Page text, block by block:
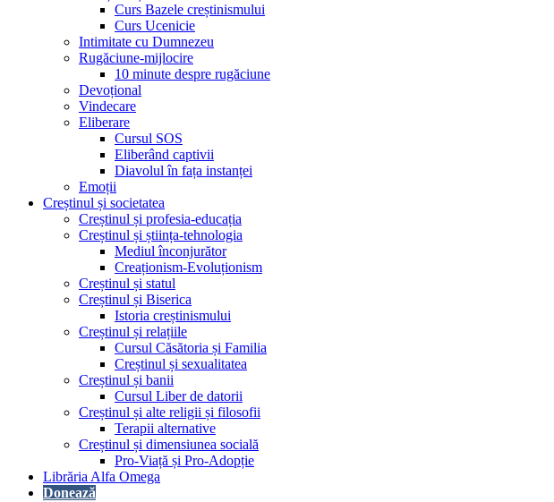
Curs Bazele creștinismului
Curs Ucenicie
Intimitate cu Dumnezeu
Rugăciune-mijlocire
10 minute despre rugăciune
Devoțional
Vindecare
Eliberare
Cursul SOS
Eliberând captivii
Diavolul în fața instanței
Emoții
Creștinul și societatea
Creștinul și profesia-educația
Creștinul și știința-tehnologia
Mediul înconjurător
Creaționism-Evoluționism
Creștinul și statul
Creștinul și Biserica
Istoria creștinismului
Creștinul și relațiile
Cursul Căsătoria și Familia
Creștinul și sexualitatea
Creștinul și banii
Cursul Liber de datorii
Creștinul și alte religii și filosofii
Terapii alternative
Creștinul și dimensiunea socială
Pro-Viață și Pro-Adopție
Librăria Alfa Omega
Donează